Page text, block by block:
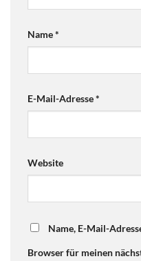
Name*
E-Mail-Adresse*
Website
Name, E-Mail-
Browser für meinen